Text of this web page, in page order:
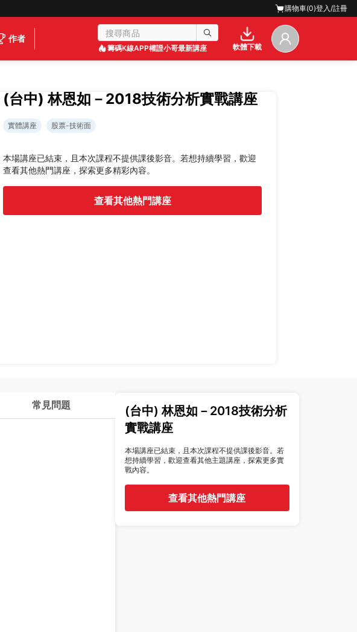
購物車(0)登入/註冊
作者
籌碼K線APP權證小哥最新講座 軟體下載
(台中) 林恩如－2018技術分析實戰講座
實體講座 股票-技術面
本場講座已結束，且本次課程不提供課後影音。若想持續學習，歡迎
查看其他熱門講座，探索更多精彩內容。
查看其他熱門講座
常見問題
(台中) 林恩如－2018技術分析
實戰講座
本場講座已結束，且本次課程不提供課後影音。若
想持續學習，歡迎查看其他主題講座，探索更多實
戰內容。
查看其他熱門講座